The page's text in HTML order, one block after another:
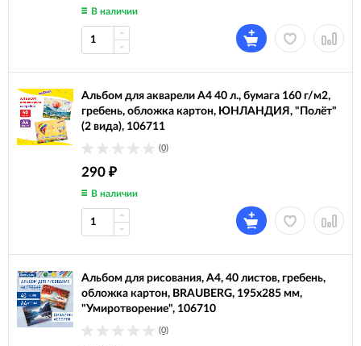
В наличии
Альбом для акварели А4 40 л., бумага 160 г/м2,
гребень, обложка картон, ЮНЛАНДИЯ, "Полёт"
(2 вида), 106711
(0)
290 ₽
В наличии
Альбом для рисования, А4, 40 листов, гребень,
обложка картон, BRAUBERG, 195х285 мм,
"Умиротворение", 106710
(0)